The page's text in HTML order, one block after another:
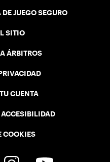
JUEGO SEGURO
SITIO
ÁRBITROS
CUENTA
ACCESIBILIDAD
COOKIES